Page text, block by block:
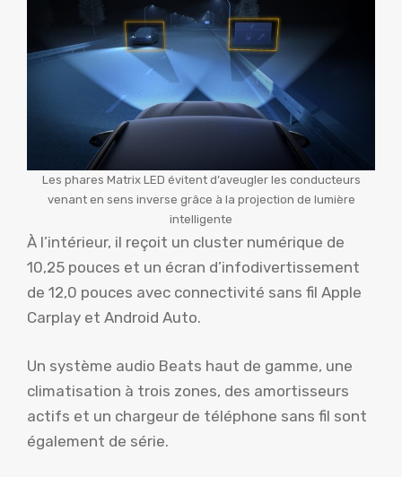
Les phares Matrix LED évitent d’aveugler les conducteurs
venant en sens inverse grâce à la projection de lumière
intelligente
À l’intérieur, il reçoit un cluster numérique de
10,25 pouces et un écran d’infodivertissement
de 12,0 pouces avec connectivité sans fil Apple
Carplay et Android Auto.
Un système audio Beats haut de gamme, une
climatisation à trois zones, des amortisseurs
actifs et un chargeur de téléphone sans fil sont
également de série.